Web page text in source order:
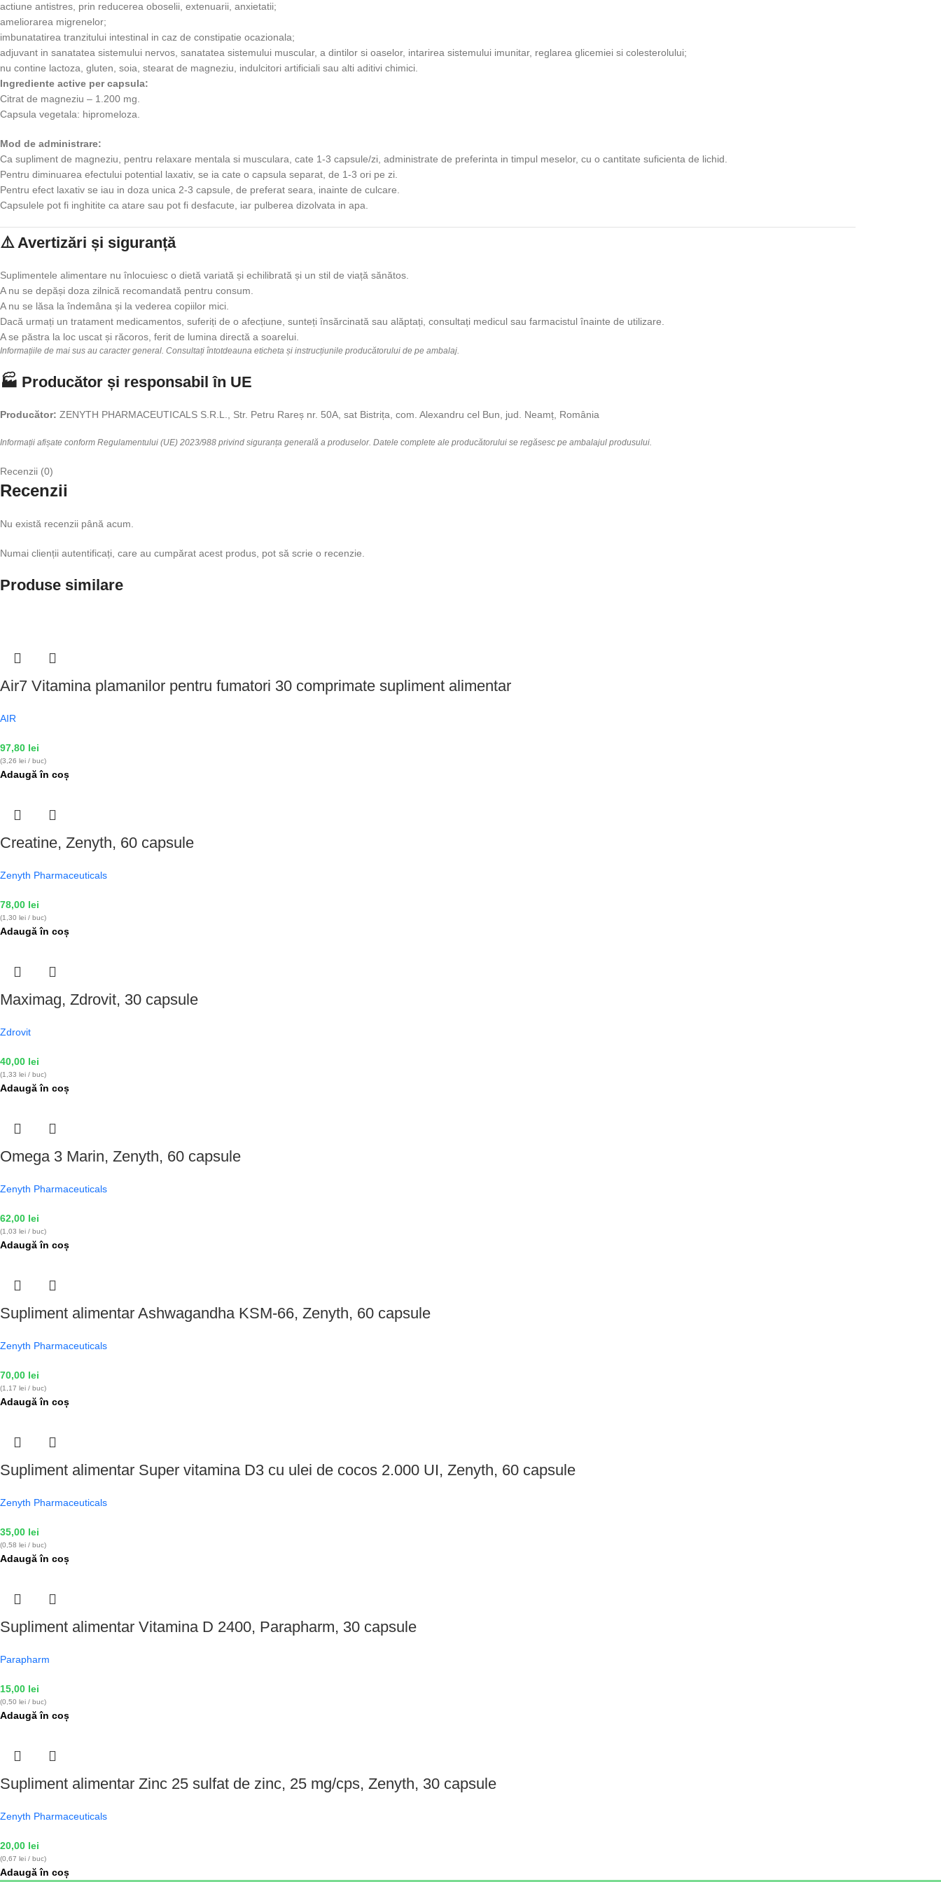
actiune antistres, prin reducerea oboselii, extenuarii, anxietatii;
ameliorarea migrenelor;
imbunatatirea tranzitului intestinal in caz de constipatie ocazionala;
adjuvant in sanatatea sistemului nervos, sanatatea sistemului muscular, a dintilor si oaselor, intarirea sistemului imunitar, reglarea glicemiei si colesterolului;
nu contine lactoza, gluten, soia, stearat de magneziu, indulcitori artificiali sau alti aditivi chimici.
Ingrediente active per capsula:
Citrat de magneziu – 1.200 mg.
Capsula vegetala: hipromeloza.
Mod de administrare:
Ca supliment de magneziu, pentru relaxare mentala si musculara, cate 1-3 capsule/zi, administrate de preferinta in timpul meselor, cu o cantitate suficienta de lichid.
Pentru diminuarea efectului potential laxativ, se ia cate o capsula separat, de 1-3 ori pe zi.
Pentru efect laxativ se iau in doza unica 2-3 capsule, de preferat seara, inainte de culcare.
Capsulele pot fi inghitite ca atare sau pot fi desfacute, iar pulberea dizolvata in apa.
⚠️ Avertizări și siguranță
Suplimentele alimentare nu înlocuiesc o dietă variată și echilibrată și un stil de viață sănătos.
A nu se depăși doza zilnică recomandată pentru consum.
A nu se lăsa la îndemâna și la vederea copiilor mici.
Dacă urmați un tratament medicamentos, suferiți de o afecțiune, sunteți însărcinată sau alăptați, consultați medicul sau farmacistul înainte de utilizare.
A se păstra la loc uscat și răcoros, ferit de lumina directă a soarelui.
Informațiile de mai sus au caracter general. Consultați întotdeauna eticheta și instrucțiunile producătorului de pe ambalaj.
🏭 Producător și responsabil în UE
Producător: ZENYTH PHARMACEUTICALS S.R.L., Str. Petru Rareș nr. 50A, sat Bistrița, com. Alexandru cel Bun, jud. Neamț, România
Informații afișate conform Regulamentului (UE) 2023/988 privind siguranța generală a produselor. Datele complete ale producătorului se regăsesc pe ambalajul produsului.
Recenzii (0)
Recenzii
Nu există recenzii până acum.
Numai clienții autentificați, care au cumpărat acest produs, pot să scrie o recenzie.
Produse similare
Air7 Vitamina plamanilor pentru fumatori 30 comprimate supliment alimentar
AIR
97,80 lei
(3,26 lei / buc)
Adaugă în coș
Creatine, Zenyth, 60 capsule
Zenyth Pharmaceuticals
78,00 lei
(1,30 lei / buc)
Adaugă în coș
Maximag, Zdrovit, 30 capsule
Zdrovit
40,00 lei
(1,33 lei / buc)
Adaugă în coș
Omega 3 Marin, Zenyth, 60 capsule
Zenyth Pharmaceuticals
62,00 lei
(1,03 lei / buc)
Adaugă în coș
Supliment alimentar Ashwagandha KSM-66, Zenyth, 60 capsule
Zenyth Pharmaceuticals
70,00 lei
(1,17 lei / buc)
Adaugă în coș
Supliment alimentar Super vitamina D3 cu ulei de cocos 2.000 UI, Zenyth, 60 capsule
Zenyth Pharmaceuticals
35,00 lei
(0,58 lei / buc)
Adaugă în coș
Supliment alimentar Vitamina D 2400, Parapharm, 30 capsule
Parapharm
15,00 lei
(0,50 lei / buc)
Adaugă în coș
Supliment alimentar Zinc 25 sulfat de zinc, 25 mg/cps, Zenyth, 30 capsule
Zenyth Pharmaceuticals
20,00 lei
(0,67 lei / buc)
Adaugă în coș